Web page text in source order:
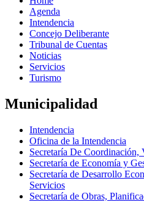
Agenda
Intendencia
Concejo Deliberante
Tribunal de Cuentas
Noticias
Servicios
Turismo
Municipalidad
Intendencia
Oficina de la Intendencia
Secretaría De
Secretaría de Economía y
Secretaría de Desarrollo
Servicios
Secretaría de Obras,